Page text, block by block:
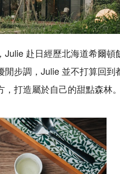
赴日經歷北海道希爾頓
步調，Julie 並不打算回到
打造屬於自己的甜點森林